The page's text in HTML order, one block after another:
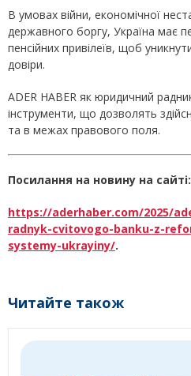
В умовах війни, економічної
державного боргу, Україна має
пенсійних привілеїв, щоб
довіри.
ADER HABER як юридичний
інструменти, що дозволять
та в межах правового поля.
Посилання на новину на сайті:
https://aderhaber.com/2025/
radnyk-cvitovogo-banku-z-
systemy-ukrayiny/.
Читайте також